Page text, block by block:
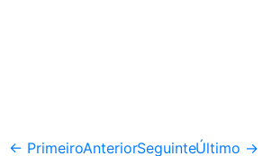
← PrimeiroAnteriorSeguinteÚltimo →